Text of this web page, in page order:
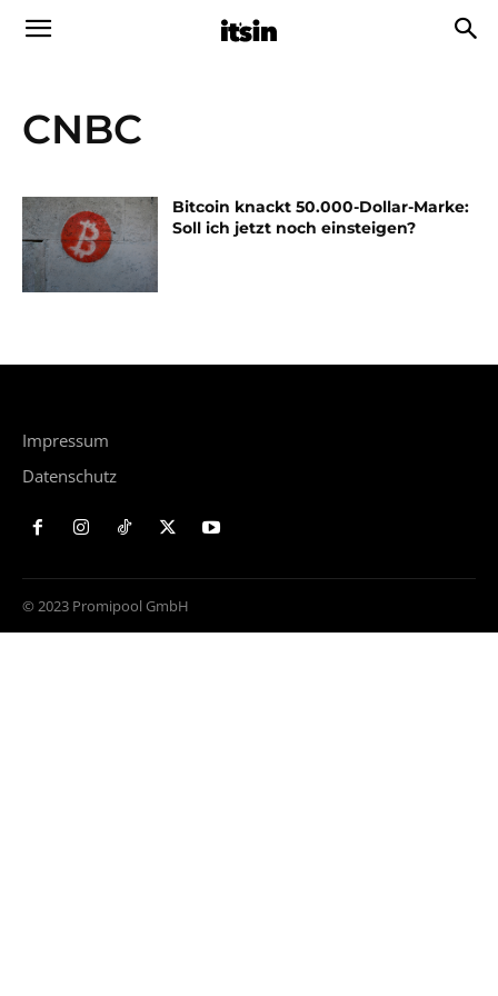
CNBC
Bitcoin knackt 50.000-Dollar-Marke:
Soll ich jetzt noch einsteigen?
Impressum
Datenschutz
© 2023 Promipool GmbH